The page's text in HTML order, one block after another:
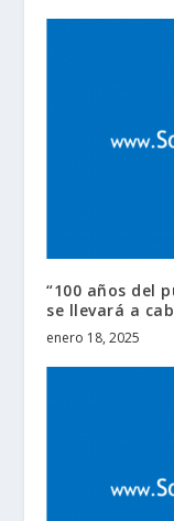
“100 años del
se llevará a
enero 18, 2025